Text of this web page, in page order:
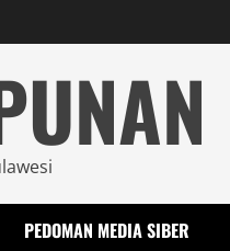
PEDOMAN MEDIA SIBER